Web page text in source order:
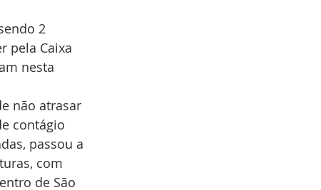
2
pela Caixa
nesta
não atrasar
contágio
passou a
com
de São